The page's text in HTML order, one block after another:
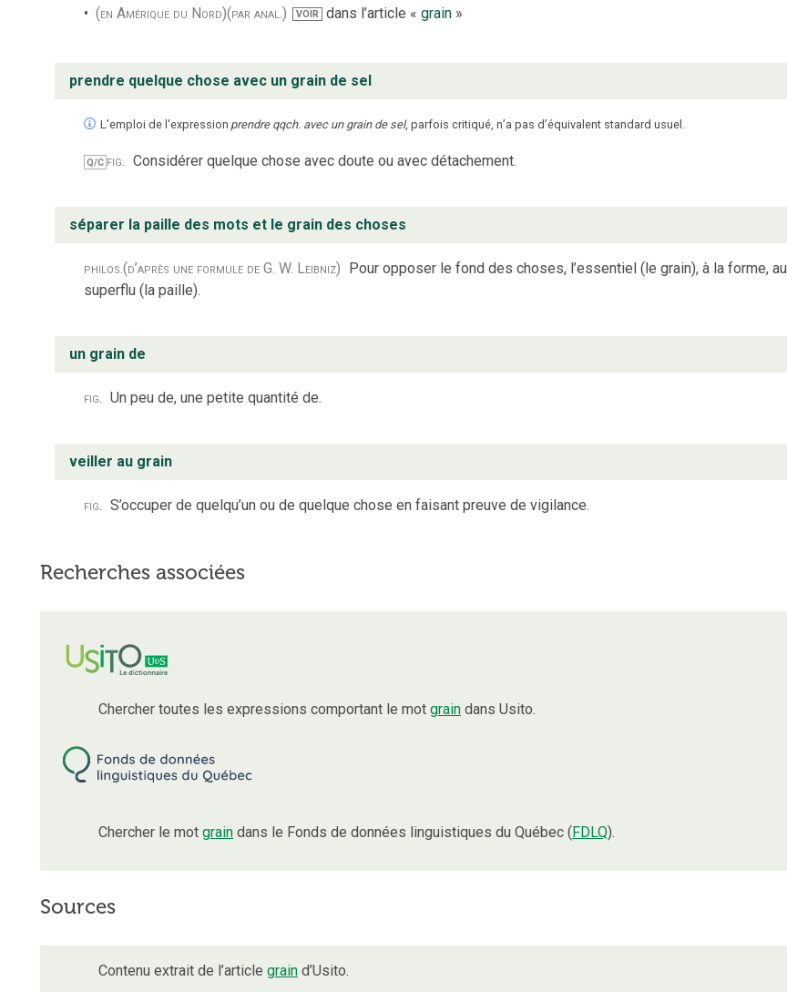
(en Amérique du Nord)(par anal.) VOIR dans l’article « grain»
prendre quelque chose avec un grain de sel
L'emploi de l'expression prendre qqch. avec un grain de sel, parfois critiqué, n’a pas d’équivalent standard usuel.
Q/C fig. Considérer quelque chose avec doute ou avec détachement.
séparer la paille des mots et le grain des choses
philos.(d’après une formule de G. W. Leibniz) Pour opposer le fond des choses, l’essentiel (le grain), à la forme, au
superflu (la paille).
un grain de
fig. Un peu de, une petite quantité de.
veiller au grain
fig. S’occuper de quelqu’un ou de quelque chose en faisant preuve de vigilance.
Recherches associées
Chercher toutes les expressions comportant le mot grain dans Usito.
Chercher le mot grain dans le Fonds de données linguistiques du Québec (FDLQ).
Sources
Contenu extrait de l’article grain d’Usito.